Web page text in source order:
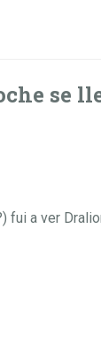
se
fui a ver